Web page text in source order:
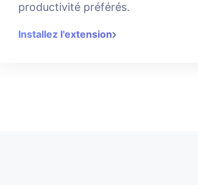
productivité préférés.
Installez l'extension